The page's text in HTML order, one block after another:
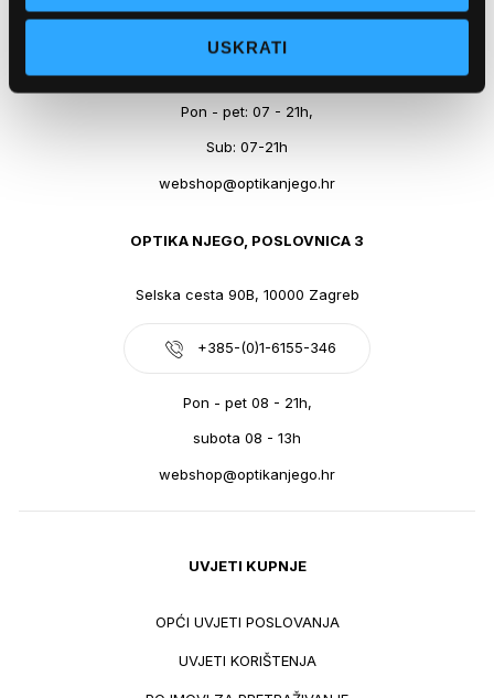
USKRATI
+385-(0)21-612-709
Pon - pet: 07 - 21h,
Sub: 07-21h
webshop@optikanjego.hr
OPTIKA NJEGO, POSLOVNICA 3
Selska cesta 90B, 10000 Zagreb
+385-(0)1-6155-346
Pon - pet 08 - 21h,
subota 08 - 13h
webshop@optikanjego.hr
UVJETI KUPNJE
OPĆI UVJETI POSLOVANJA
UVJETI KORIŠTENJA